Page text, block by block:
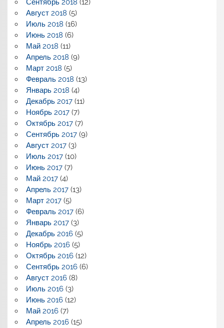
Сентябрь 2018 (12)
Август 2018 (5)
Июль 2018 (16)
Июнь 2018 (6)
Май 2018 (11)
Апрель 2018 (9)
Март 2018 (5)
Февраль 2018 (13)
Январь 2018 (4)
Декабрь 2017(11)
Ноябрь 2017(7)
Октябрь 2017(7)
Сентябрь 2017(9)
Август 2017(3)
Июль 2017(10)
Июнь 2017(7)
Май 2017(4)
Апрель 2017(13)
Март 2017(5)
Февраль 2017(6)
Январь 2017(3)
Декабрь 2016(5)
Ноябрь 2016(5)
Октябрь 2016(12)
Сентябрь 2016(6)
Август 2016(8)
Июль 2016(3)
Июнь 2016(12)
Май 2016(7)
Апрель 2016(15)